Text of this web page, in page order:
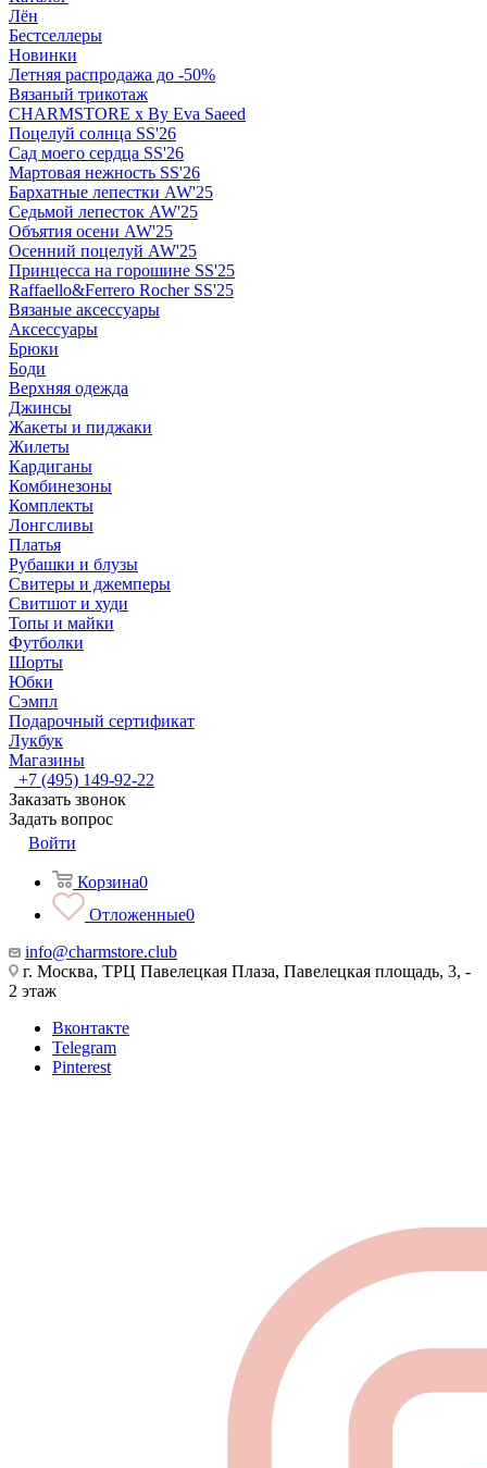
Лён
Бестселлеры
Новинки
Летняя распродажа до -50%
Вязаный трикотаж
CHARMSTORE х By Eva Saeed
Поцелуй солнца SS'26
Сад моего сердца SS'26
Мартовая нежность SS'26
Бархатные лепестки AW'25
Седьмой лепесток AW'25
Объятия осени AW'25
Осенний поцелуй AW'25
Принцесса на горошине SS'25
Raffaello&Ferrero Rocher SS'25
Вязаные аксессуары
Аксессуары
Брюки
Боди
Верхняя одежда
Джинсы
Жакеты и пиджаки
Жилеты
Кардиганы
Комбинезоны
Комплекты
Лонгсливы
Платья
Рубашки и блузы
Свитеры и джемперы
Свитшот и худи
Топы и майки
Футболки
Шорты
Юбки
Сэмпл
Подарочный сертификат
Лукбук
Магазины
+7 (495) 149-92-22
Заказать звонок
Задать вопрос
Войти
Корзина0
Отложенные0
info@charmstore.club
г. Москва, ТРЦ Павелецкая Плаза, Павелецкая площадь, 3, -
2 этаж
Вконтакте
Telegram
Pinterest